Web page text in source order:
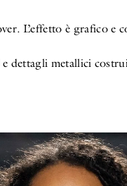
L’effetto è grafico e
dettagli metallici